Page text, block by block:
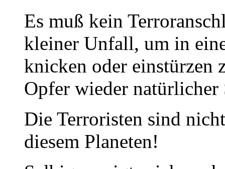
Es muß kein
kleiner Unfall, um in
knicken oder einstürzen
Opfer wieder natürlicher
Die Terroristen sind
diesem Planeten!